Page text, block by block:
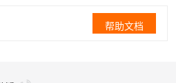
帮助文档